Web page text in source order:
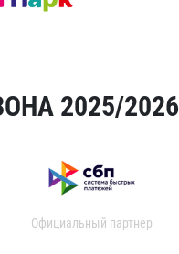
2025/2026
Официальный партнер